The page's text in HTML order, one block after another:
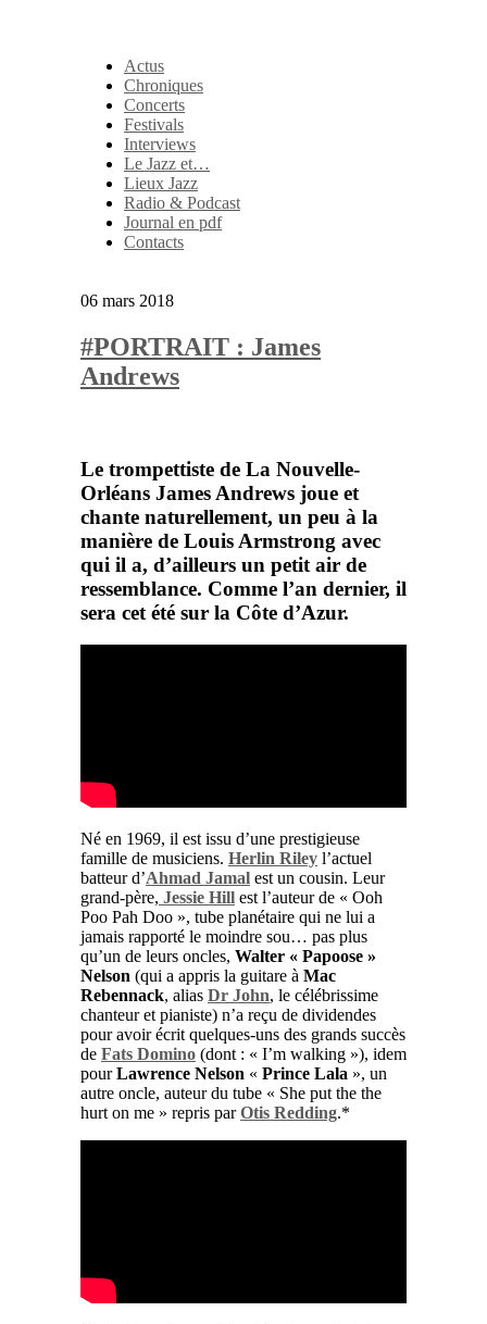
Actus
Chroniques
Concerts
Festivals
Interviews
Le Jazz et…
Lieux Jazz
Radio & Podcast
Journal en pdf
Contacts
06 mars 2018
#PORTRAIT : James
Andrews
Le trompettiste de La Nouvelle-
Orléans James Andrews joue et
chante naturellement, un peu à la
manière de Louis Armstrong avec
qui il a, d’ailleurs un petit air de
ressemblance. Comme l’an dernier, il
sera cet été sur la Côte d’Azur.
Né en 1969, il est issu d’une prestigieuse
famille de musiciens. Herlin Riley l’actuel
batteur d’Ahmad Jamal est un cousin. Leur
grand-père, Jessie Hill est l’auteur de « Ooh
Poo Pah Doo », tube planétaire qui ne lui a
jamais rapporté le moindre sou… pas plus
qu’un de leurs oncles, Walter « Papoose »
Nelson (qui a appris la guitare à Mac
Rebennack, alias Dr John, le célébrissime
chanteur et pianiste) n’a reçu de dividendes
pour avoir écrit quelques-uns des grands succès
de Fats Domino (dont : « I’m walking »), idem
pourLawrence Nelson « Prince Lala », un
autre oncle, auteur du tube « She put the the
hurt on me » repris parOtis Redding.*